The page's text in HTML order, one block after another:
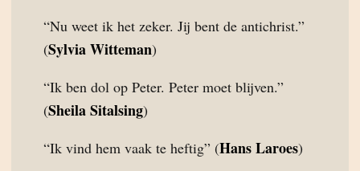
“Nu weet ik het zeker. Jij bent de antichrist.”
(Sylvia Witteman)
“Ik ben dol op Peter. Peter moet blijven.”
(Sheila Sitalsing)
“Ik vind hem vaak te heftig” (Hans Laroes)